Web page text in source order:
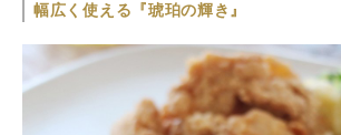
幅広く使える『琥珀の輝き』